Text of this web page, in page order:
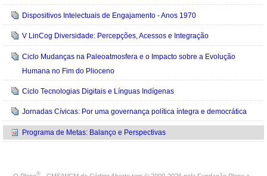
Dispositivos Intelectuais de Engajamento - Anos 1970
V LinCog Diversidade: Percepções, Acessos e Integração
Ciclo Mudanças na Paleoatmosfera e o Impacto sobre a Evolução
Humana no Fim do Plioceno
Ciclo Tecnologias Digitais e Línguas Indígenas
Jornadas Cívicas: Por uma governança política íntegra e democrática
Programa de Metas: Balanço e Perspectivas
®